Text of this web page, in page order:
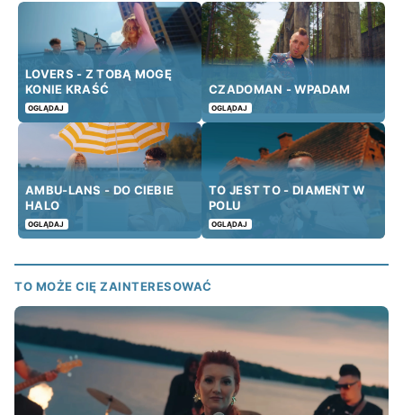
LOVERS - Z TOBĄ MOGĘ
KONIE KRAŚĆ
OGLĄDAJ
CZADOMAN - WPADAM
OGLĄDAJ
AMBU-LANS - DO CIEBIE
HALO
OGLĄDAJ
TO JEST TO - DIAMENT W
POLU
OGLĄDAJ
TO MOŻE CIĘ ZAINTERESOWAĆ